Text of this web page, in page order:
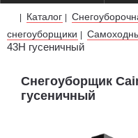
| Каталог |
снегоуборщики |
43H гусеничный
Снегоуборщик
гусеничный